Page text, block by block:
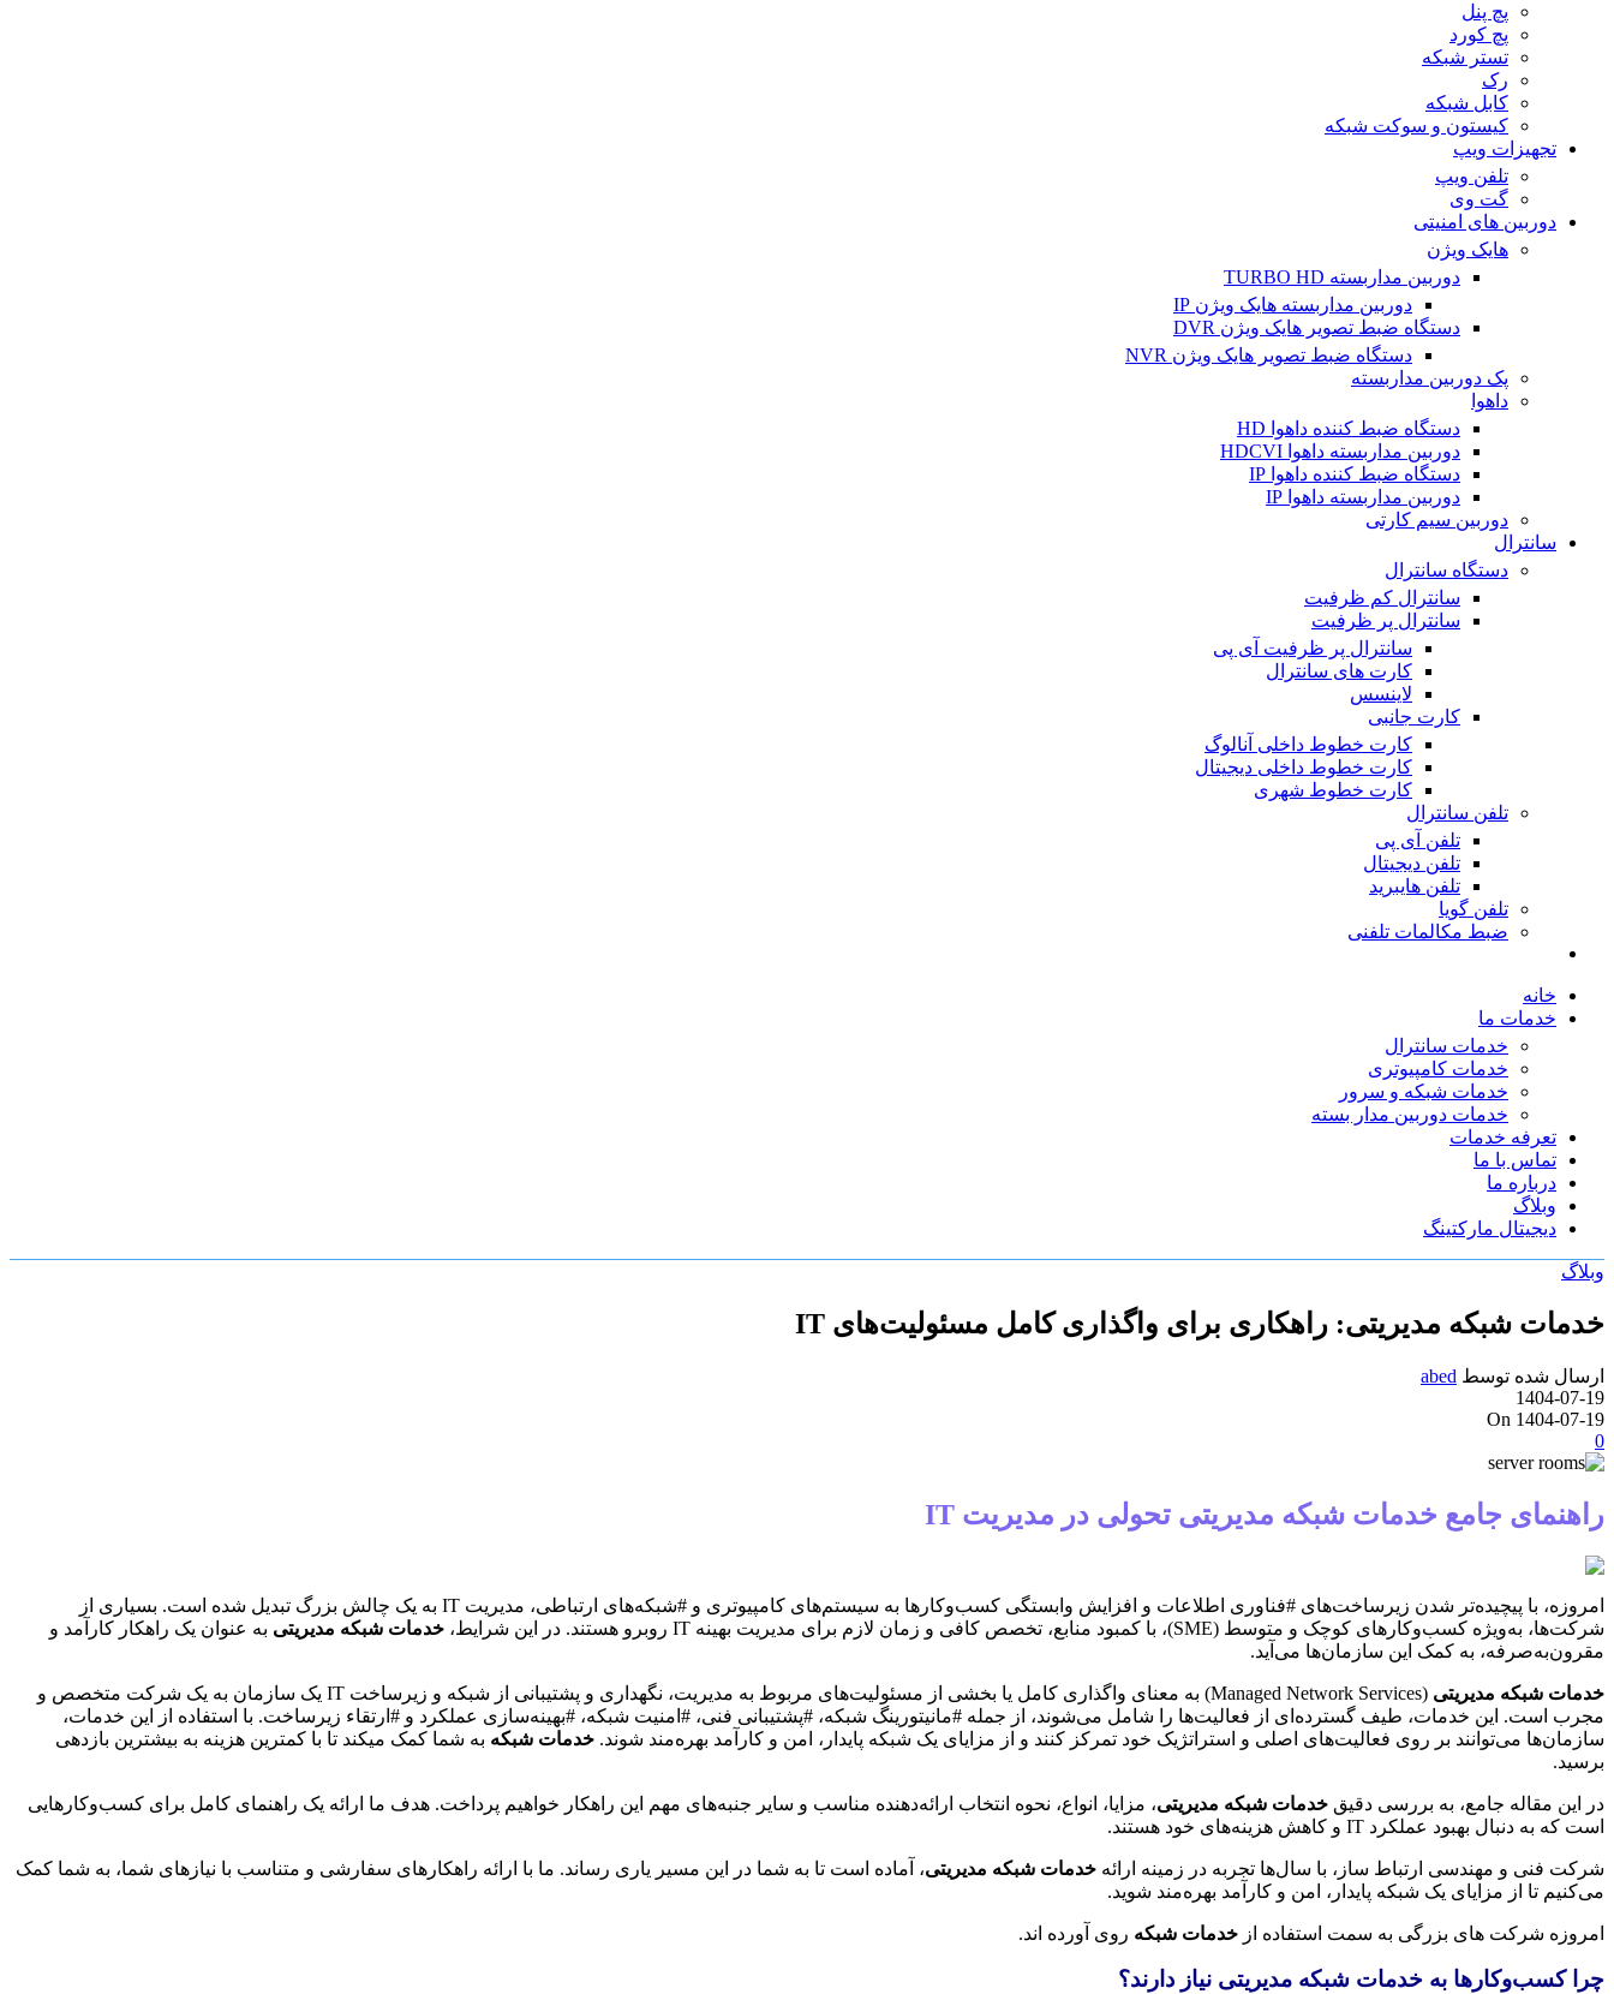
پچ پنل
پچ کورد
تستر شبکه
رک
کابل شبکه
کیستون و سوکت شبکه
تجهیزات ویپ
تلفن ویپ
گت وی
دوربین های امنیتی
هایک ویژن
دوربین مداربسته TURBO HD
دوربین مداربسته هایک ویژن IP
دستگاه ضبط تصویر هایک ویژن DVR
دستگاه ضبط تصویر هایک ویژن NVR
پک دوربین مداربسته
داهوا
دستگاه ضبط کننده داهوا HD
دوربین مداربسته داهوا HDCVI
دستگاه ضبط کننده داهوا IP
دوربین مداربسته داهوا IP
دوربین سیم کارتی
سانترال
دستگاه سانترال
سانترال کم ظرفیت
سانترال پر ظرفیت
سانترال پر ظرفیت آی پی
کارت های سانترال
لاینسس
کارت جانبی
کارت خطوط داخلی آنالوگ
کارت خطوط داخلی دیجیتال
کارت خطوط شهری
تلفن سانترال
تلفن آی پی
تلفن دیجیتال
تلفن هایبرید
تلفن گویا
ضبط مکالمات تلفنی
خانه
خدمات ما
خدمات سانترال
خدمات کامپیوتری
خدمات شبکه و سرور
خدمات دوربین مدار بسته
تعرفه خدمات
تماس با ما
درباره ما
وبلاگ
دیجیتال مارکتینگ
وبلاگ
خدمات شبکه مدیریتی: راهکاری برای واگذاری کامل مسئولیت‌های IT
ارسال شده توسط abed
1404-07-19
On 1404-07-19
0
راهنمای جامع خدمات شبکه مدیریتی تحولی در مدیریت IT
امروزه، با پیچیده‌تر شدن زیرساخت‌های #فناوری اطلاعات و افزایش وابستگی کسب‌وکارها به سیستم‌های کامپیوتری و #شبکه‌های ارتباطی، مدیریت IT به یک چالش بزرگ تبدیل شده است. بسیاری از
شرکت‌ها، به‌ویژه کسب‌وکارهای کوچک و متوسط (SME)، با کمبود منابع، تخصص کافی و زمان لازم برای مدیریت بهینه IT روبرو هستند. در این شرایط،
خدمات شبکه مدیریتی به عنوان یک راهکار کارآمد و
مقرون‌به‌صرفه، به کمک این سازمان‌ها می‌آید.
خدمات شبکه مدیریتی
(Managed Network Services) به معنای واگذاری کامل یا بخشی از مسئولیت‌های مربوط به مدیریت، نگهداری و پشتیبانی از شبکه و زیرساخت IT یک سازمان به یک شرکت متخصص و
مجرب است. این خدمات، طیف گسترده‌ای از فعالیت‌ها را شامل می‌شوند، از جمله #مانیتورینگ شبکه، #پشتیبانی فنی، #امنیت شبکه، #بهینه‌سازی عملکرد و #ارتقاء زیرساخت. با استفاده از این خدمات،
سازمان‌ها می‌توانند بر روی فعالیت‌های اصلی و استراتژیک خود تمرکز کنند و از مزایای یک شبکه پایدار، امن و کارآمد بهره‌مند شوند. خدمات شبکه به شما کمک میکند تا با کمترین هزینه به بیشترین بازدهی
برسید.
در این مقاله جامع، به بررسی دقیق خدمات شبکه مدیریتی، مزایا، انواع، نحوه انتخاب ارائه‌دهنده مناسب و سایر جنبه‌های مهم این راهکار خواهیم پرداخت. هدف ما ارائه یک راهنمای کامل برای کسب‌وکارهایی
است که به دنبال بهبود عملکرد IT و کاهش هزینه‌های خود هستند.
شرکت فنی و مهندسی ارتباط ساز، با سال‌ها تجربه در زمینه ارائه خدمات شبکه مدیریتی، آماده است تا به شما در این مسیر یاری رساند. ما با ارائه راهکارهای سفارشی و متناسب با نیازهای شما، به شما کمک
می‌کنیم تا از مزایای یک شبکه پایدار، امن و کارآمد بهره‌مند شوید.
امروزه شرکت های بزرگی به سمت استفاده از خدمات شبکه روی آورده اند.
چرا کسب‌وکارها به خدمات شبکه مدیریتی نیاز دارند؟